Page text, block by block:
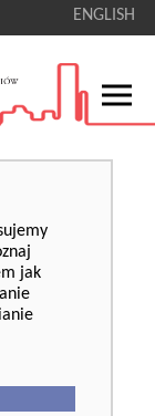
ENGLISH
jak